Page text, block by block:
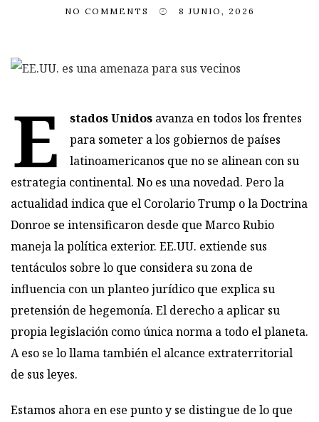
NO COMMENTS 8 JUNIO, 2026
E stados Unidos avanza en todos los frentes
para someter a los gobiernos de países
latinoamericanos que no se alinean con su
estrategia continental. No es una novedad. Pero la
actualidad indica que el Corolario Trump o la Doctrina
Donroe se intensificaron desde que Marco Rubio
maneja la política exterior. EE.UU. extiende sus
tentáculos sobre lo que considera su zona de
influencia con un planteo jurídico que explica su
pretensión de hegemonía. El derecho a aplicar su
propia legislación como única norma a todo el planeta.
A eso se lo llama también el alcance extraterritorial
de sus leyes.
Estamos ahora en ese punto y se distingue de lo que